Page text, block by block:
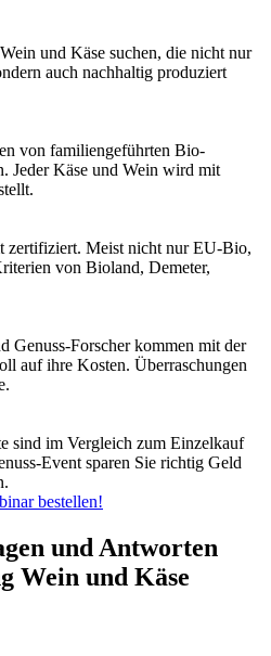
und Käse suchen, die nicht nur
auch nachhaltig produziert
von familiengeführten Bio-
Jeder Käse und Wein wird mit
zertifiziert. Meist nicht nur EU-Bio,
von Bioland, Demeter,
Genuss-Forscher kommen mit der
auf ihre Kosten. Überraschungen
sind im Vergleich zum Einzelkauf
Event sparen Sie richtig Geld
bestellen!
und Antworten
Wein und Käse